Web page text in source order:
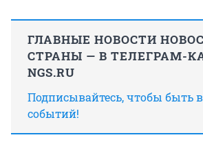
ГЛАВНЫЕ НОВОСТИ
СТРАНЫ — В ТЕЛЕГРАМ-
NGS.RU
Подписывайтесь, чтобы быть
событий!